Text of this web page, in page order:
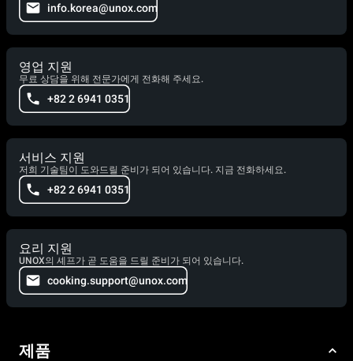
info.korea@unox.com
영업 지원
무료 상담을 위해 전문가에게 전화해 주세요.
+82 2 6941 0351
서비스 지원
저희 기술팀이 도와드릴 준비가 되어 있습니다. 지금 전화하세요.
+82 2 6941 0351
요리 지원
UNOX의 셰프가 곧 도움을 드릴 준비가 되어 있습니다.
cooking.support@unox.com
제품